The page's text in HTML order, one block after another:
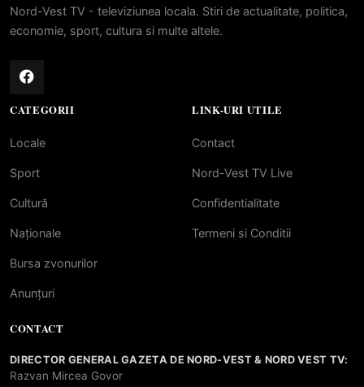
Nord-Vest TV - televiziunea locala. Stiri de actualitate, politica,
economie, sport, cultura si multe altele.
CATEGORII
Locale
Sport
Cultură
Naționale
Bursa zvonurilor
Anunțuri
LINK-URI UTILE
Contact
Nord-Vest TV Live
Confidentialitate
Termeni si Conditii
CONTACT
DIRECTOR GENERAL GAZETA DE NORD-VEST & NORD VEST TV:
Razvan Mircea Govor